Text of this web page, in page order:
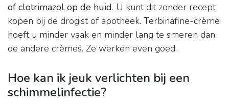
of clotrimazol op de huid. U kunt dit zonder recept
kopen bij de drogist of apotheek. Terbinafine-crème
hoeft u minder vaak en minder lang te smeren dan
de andere crèmes. Ze werken even goed.
Hoe kan ik jeuk verlichten bij een
schimmelinfectie?